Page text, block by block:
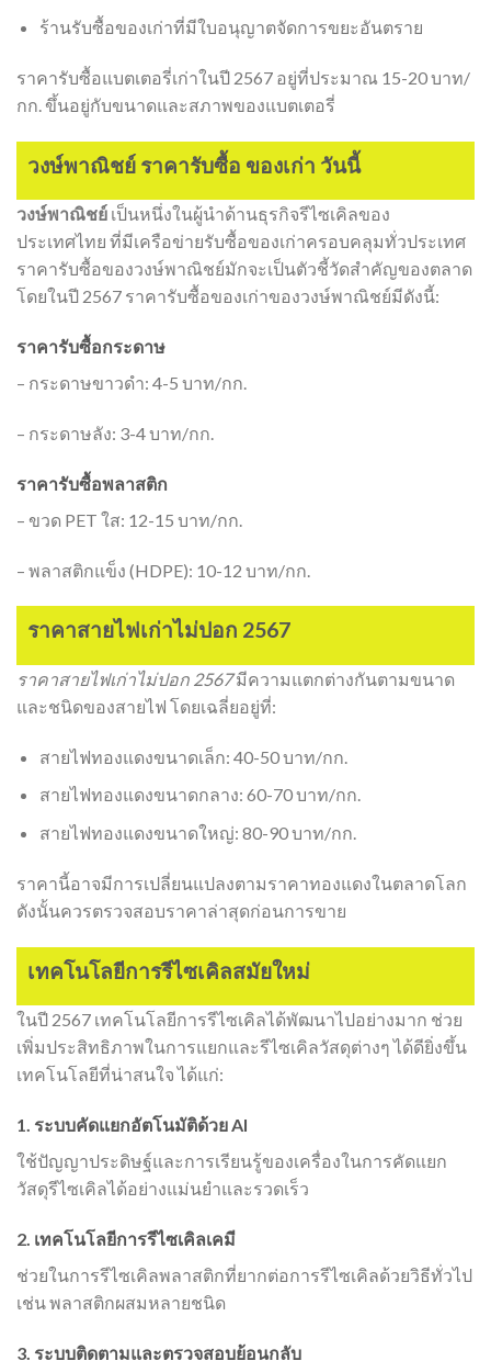
ร้านรับซื้อของเก่าที่มีใบอนุญาตจัดการขยะอันตราย
ราคารับซื้อแบตเตอรี่เก่าในปี 2567 อยู่ที่ประมาณ 15-20 บาท/
กก. ขึ้นอยู่กับขนาดและสภาพของแบตเตอรี่
วงษ์พาณิชย์ ราคารับซื้อ ของเก่า วันนี้
วงษ์พาณิชย์ เป็นหนึ่งในผู้นำด้านธุรกิจรีไซเคิลของ
ประเทศไทย ที่มีเครือข่ายรับซื้อของเก่าครอบคลุมทั่วประเทศ
ราคารับซื้อของวงษ์พาณิชย์มักจะเป็นตัวชี้วัดสำคัญของตลาด
โดยในปี 2567 ราคารับซื้อของเก่าของวงษ์พาณิชย์มีดังนี้:
ราคารับซื้อกระดาษ
– กระดาษขาวดำ: 4-5 บาท/กก.
– กระดาษลัง: 3-4 บาท/กก.
ราคารับซื้อพลาสติก
– ขวด PET ใส: 12-15 บาท/กก.
– พลาสติกแข็ง (HDPE): 10-12 บาท/กก.
ราคาสายไฟเก่าไม่ปอก 2567
ราคาสายไฟเก่าไม่ปอก 2567มีความแตกต่างกันตามขนาด
และชนิดของสายไฟ โดยเฉลี่ยอยู่ที่:
สายไฟทองแดงขนาดเล็ก: 40-50 บาท/กก.
สายไฟทองแดงขนาดกลาง: 60-70 บาท/กก.
สายไฟทองแดงขนาดใหญ่: 80-90 บาท/กก.
ราคานี้อาจมีการเปลี่ยนแปลงตามราคาทองแดงในตลาดโลก
ดังนั้นควรตรวจสอบราคาล่าสุดก่อนการขาย
เทคโนโลยีการรีไซเคิลสมัยใหม่
ในปี 2567 เทคโนโลยีการรีไซเคิลได้พัฒนาไปอย่างมาก ช่วย
เพิ่มประสิทธิภาพในการแยกและรีไซเคิลวัสดุต่างๆ ได้ดียิ่งขึ้น
เทคโนโลยีที่น่าสนใจ ได้แก่:
1. ระบบคัดแยกอัตโนมัติด้วย AI
ใช้ปัญญาประดิษฐ์และการเรียนรู้ของเครื่องในการคัดแยก
วัสดุรีไซเคิลได้อย่างแม่นยำและรวดเร็ว
2. เทคโนโลยีการรีไซเคิลเคมี
ช่วยในการรีไซเคิลพลาสติกที่ยากต่อการรีไซเคิลด้วยวิธีทั่วไป
เช่น พลาสติกผสมหลายชนิด
3. ระบบติดตามและตรวจสอบย้อนกลับ